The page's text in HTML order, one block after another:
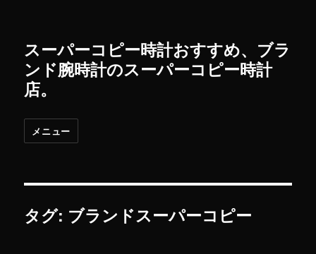
スーパーコピー時計おすすめ、ブラ
ンド腕時計のスーパーコピー時計
店。
メニュー
タグ: ブランドスーパーコピー